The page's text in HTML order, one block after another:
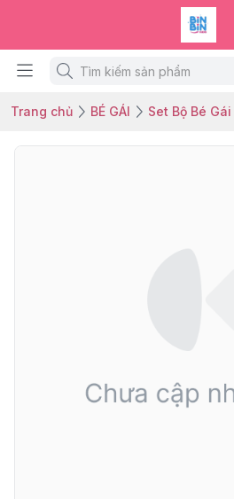
Trang chủ BÉ GÁI Set Bộ Bé Gái